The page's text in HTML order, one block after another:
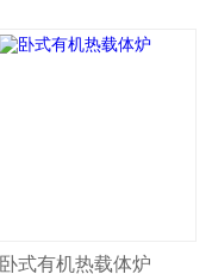
卧式有机热载体炉